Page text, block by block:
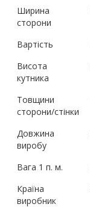
Ширина
сторони
Вартість
Висота
кутника
Товщини
сторони/стінки
Довжина
виробу
Вага 1 п. м.
Країна
виробник